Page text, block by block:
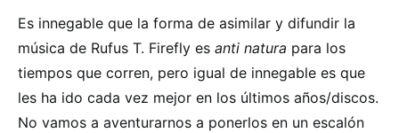
Es innegable que la forma de asimilar y difundir la
música de Rufus T. Firefly es anti natura para los
tiempos que corren, pero igual de innegable es que
les ha ido cada vez mejor en los últimos años/discos.
No vamos a aventurarnos a ponerlos en un escalón